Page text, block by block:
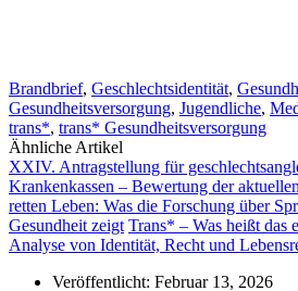
Brandbrief, Geschlechtsidentität,
Gesundheitsversorgung, Jugendliche,
trans*, trans* Gesundheitsversorgung
Ähnliche Artikel
XXIV. Antragstellung für
Krankenkassen – Bewertung der
retten Leben: Was die Forschung über
Gesundheit zeigt Trans* – Was heißt das
Analyse von Identität, Recht und
Veröffentlicht: Februar 13, 2026